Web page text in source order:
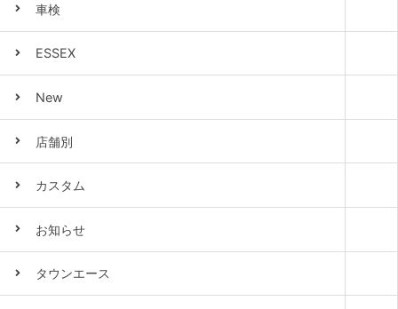
車検
ESSEX
New
店舗別
カスタム
お知らせ
タウンエース